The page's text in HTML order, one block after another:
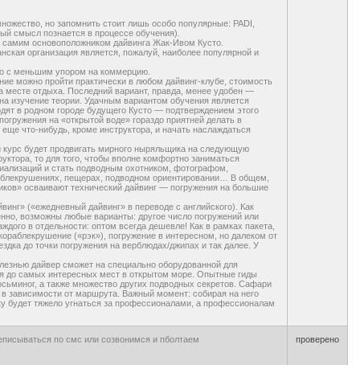
но запомнить стоит лишь особо популярные: PADI,
смысл познается в процессе обучения).
основоположником дайвинга Жак-Ивом Кусто.
организация является, пожалуй, наиболее популярной и
с меньшим упором на коммерцию.
можно пройти практически в любом дайвинг-клубе, стоимость
месте отдыха. Последний вариант, правда, менее удобен —
изучение теории. Удачным вариантом обучения является
в родном городе будущего Кусто — подтверждением этого
на «открытой воде» гораздо приятней делать в
что-нибудь, кроме инструктора, и начать наслаждаться
будет продвигать мирного ныряльщика на следующую
то для того, чтобы вполне комфортно заниматься
и стать подводным охотником, фотографом,
пещерах, подводном ориентировании… В общем,
осваивают технический дайвинг — погружения на большие
(«ежедневный дайвинг» в переводе с английского). Как
возможны любые варианты: другое число погружений или
в отдельности: оптом всегда дешевле! Как в рамках пакета,
(«рэк»), погружение в интересном, но далеком от
до точки погружения на верблюдах/джипах и так далее. У
дайвер сможет на специально оборудованной для
до самых интересных мест в открытом море. Опытные гиды
а также множество других подводных секретов. Сафари
зависимости от маршрута. Важный момент: собирая на него
будет тяжело угнаться за профессионалами, а профессионалам
по смс или созвонимся и пболтаем
проверено